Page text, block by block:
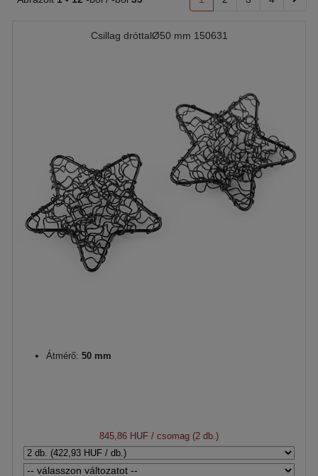
Csillag dróttalØ50 mm 150631
Átmérő: 50 mm
845,86 HUF / csomag (2 db.)